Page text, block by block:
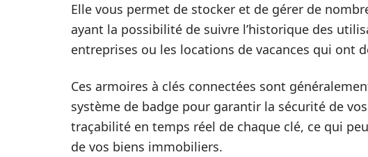
Elle vous permet de stocker et de gérer de
ayant la possibilité de suivre l’historique des
entreprises ou les locations de vacances qui ont
Ces armoires à clés connectées sont
système de badge pour garantir la sécurité de
traçabilité en temps réel de chaque clé, ce qui
de vos biens immobiliers.